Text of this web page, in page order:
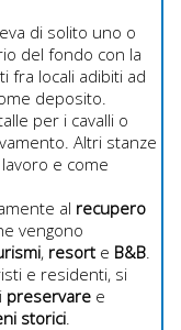
di solito uno o
del fondo con la
fra locali adibiti ad
deposito.
per i cavalli o
Altri stanze
e come
al recupero
vengono
, resort e B&B.
e residenti, si
preservare e
storici.